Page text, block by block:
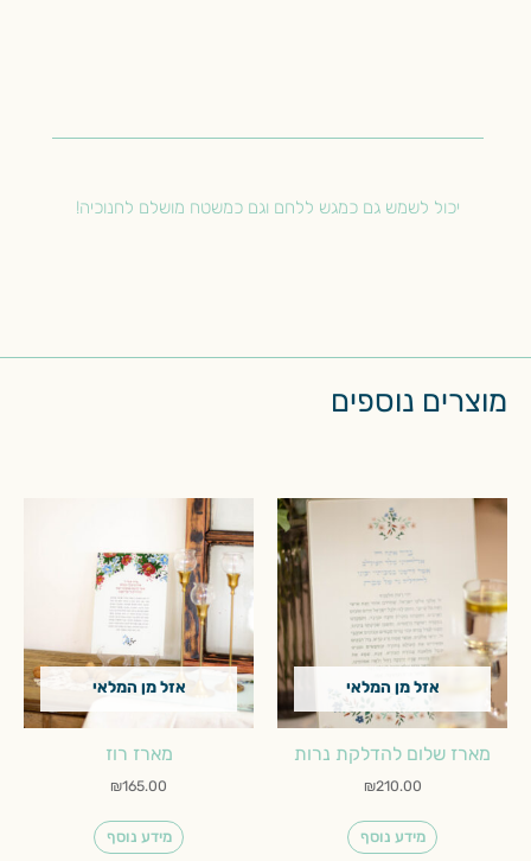
יכול לשמש גם כמגש ללחם וגם כמשטח מושלם לחנוכיה!
מוצרים נוספים
אזל מן המלאי
מארז שלום להדלקת נרות
₪210.00
מידע נוסף
אזל מן המלאי
מארז רוז
₪165.00
מידע נוסף